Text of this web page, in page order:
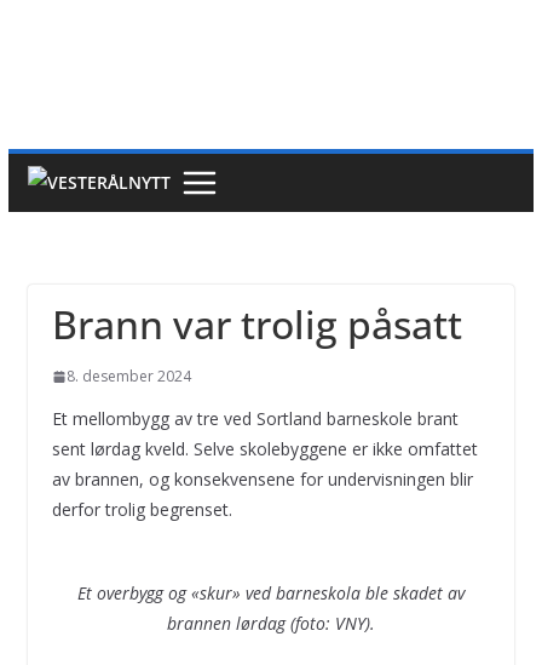
Brann var trolig påsatt
8. desember 2024
Et mellombygg av tre ved Sortland barneskole brant
sent lørdag kveld. Selve skolebyggene er ikke omfattet
av brannen, og konsekvensene for undervisningen blir
derfor trolig begrenset.
Et overbygg og «skur» ved barneskola ble skadet av
brannen lørdag (foto: VNY).